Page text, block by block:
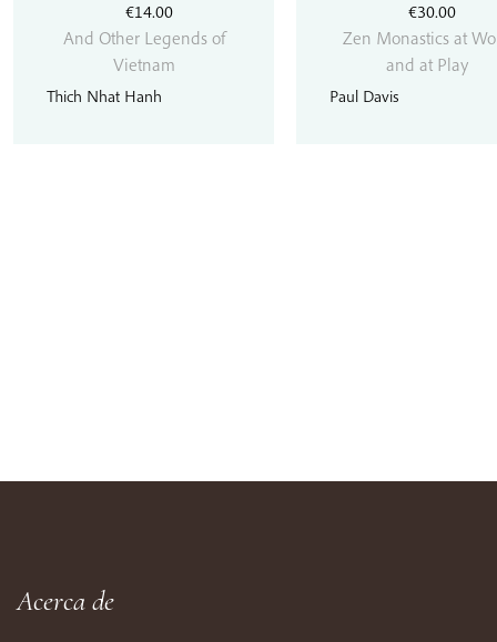
€14.00
And Other Legends of
Vietnam
Thich Nhat Hanh
€30.00
Zen Monastics at
and at Play
Paul Davis
Acerca de